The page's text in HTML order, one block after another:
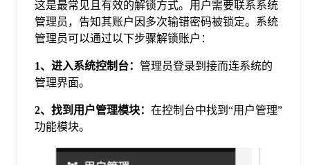
常
见
问
这是最常见且有效的解锁方式。用户需要联系系统
管理员，告知其账户因多次输错密码被锁定。系统
管理员可以通过以下步骤解锁账户：
1、进入系统控制台： 管理员登录到接而连系统的
管理界面。
2、找到用户管理模块： 在控制台中找到“用户管理”
功能模块。